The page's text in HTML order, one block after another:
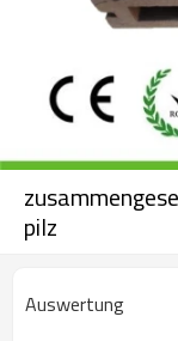
pilz
Auswertung